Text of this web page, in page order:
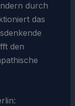
durch
das
den